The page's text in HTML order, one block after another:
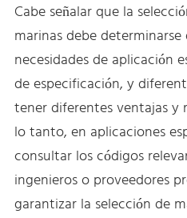
Cabe señalar que la
marinas debe
necesidades de aplicación
de especificación, y
tener diferentes ventajas y
lo tanto, en aplicaciones
consultar los códigos
ingenieros o proveedores
garantizar la selección de